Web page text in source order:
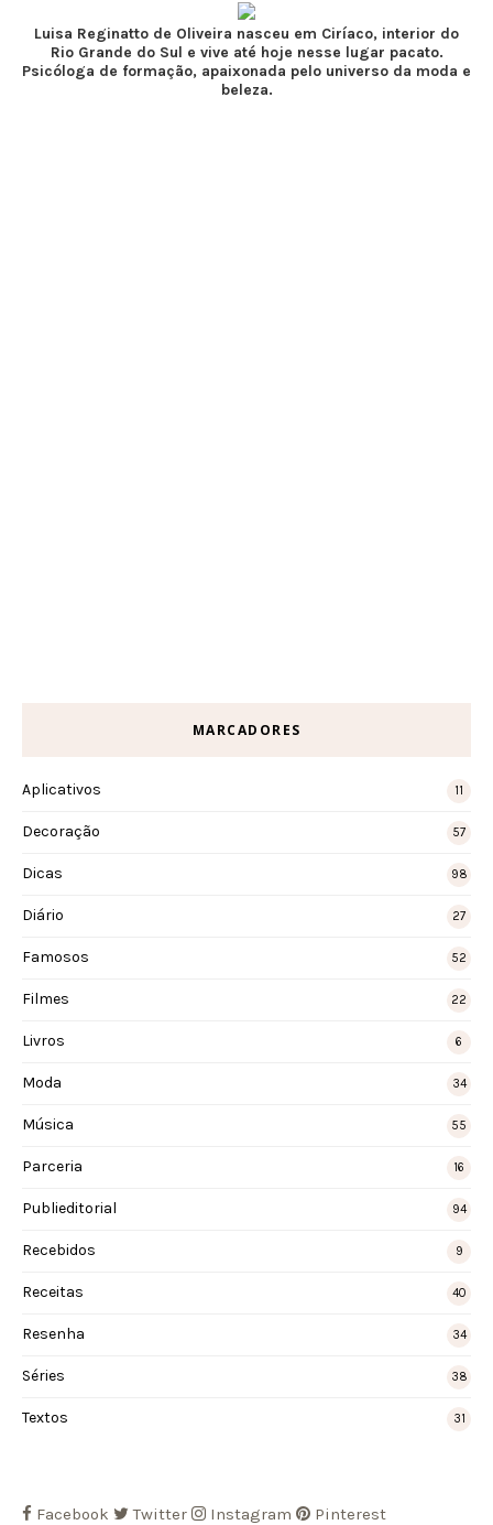
Luisa Reginatto de Oliveira nasceu em Ciríaco, interior do
Rio Grande do Sul e vive até hoje nesse lugar pacato.
Psicóloga de formação, apaixonada pelo universo da moda e
beleza.
MARCADORES
Aplicativos 11
Decoração 57
Dicas 98
Diário 27
Famosos 52
Filmes 22
Livros 6
Moda 34
Música 55
Parceria 16
Publieditorial 94
Recebidos 9
Receitas 40
Resenha 34
Séries 38
Textos 31
Facebook Twitter Instagram Pinterest